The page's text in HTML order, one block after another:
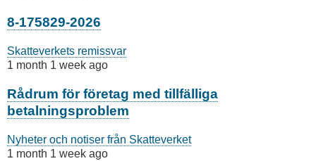
8-175829-2026
Skatteverkets remissvar
1 month 1 week ago
Rådrum för företag med tillfälliga
betalningsproblem
Nyheter och notiser från Skatteverket
1 month 1 week ago